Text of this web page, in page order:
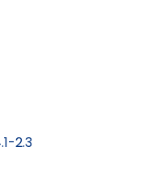
2.3